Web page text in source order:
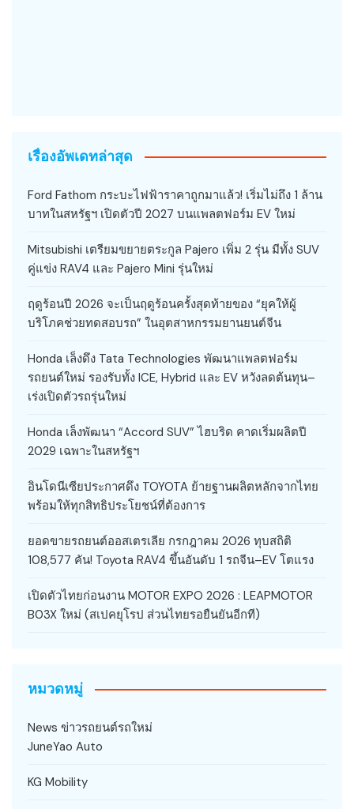
เรื่องอัพเดทล่าสุด
Ford Fathom กระบะไฟฟ้าราคาถูกมาแล้ว! เริ่มไม่ถึง 1 ล้าน
บาทในสหรัฐฯ เปิดตัวปี 2027 บนแพลตฟอร์ม EV ใหม่
Mitsubishi เตรียมขยายตระกูล Pajero เพิ่ม 2 รุ่น มีทั้ง SUV
คู่แข่ง RAV4 และ Pajero Mini รุ่นใหม่
ฤดูร้อนปี 2026 จะเป็นฤดูร้อนครั้งสุดท้ายของ “ยุคให้ผู้
บริโภคช่วยทดสอบรถ” ในอุตสาหกรรมยานยนต์จีน
Honda เล็งดึง Tata Technologies พัฒนาแพลตฟอร์ม
รถยนต์ใหม่ รองรับทั้ง ICE, Hybrid และ EV หวังลดต้นทุน–
เร่งเปิดตัวรถรุ่นใหม่
Honda เล็งพัฒนา “Accord SUV” ไฮบริด คาดเริ่มผลิตปี
2029 เฉพาะในสหรัฐฯ
อินโดนีเซียประกาศดึง TOYOTA ย้ายฐานผลิตหลักจากไทย
พร้อมให้ทุกสิทธิประโยชน์ที่ต้องการ
ยอดขายรถยนต์ออสเตรเลีย กรกฎาคม 2026 ทุบสถิติ
108,577 คัน! Toyota RAV4 ขึ้นอันดับ 1 รถจีน–EV โตแรง
เปิดตัวไทยก่อนงาน MOTOR EXPO 2026 : LEAPMOTOR
B03X ใหม่ (สเปคยุโรป ส่วนไทยรอยืนยันอีกที)
หมวดหมู่
News ข่าวรถยนต์รถใหม่
JuneYao Auto
KG Mobility